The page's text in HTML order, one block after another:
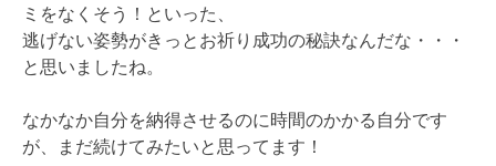
ミをなくそう！といった、
逃げない姿勢がきっとお祈り成功の秘訣なんだな・・・
と思いましたね。
なかなか自分を納得させるのに時間のかかる自分です
が、まだ続けてみたいと思ってます！